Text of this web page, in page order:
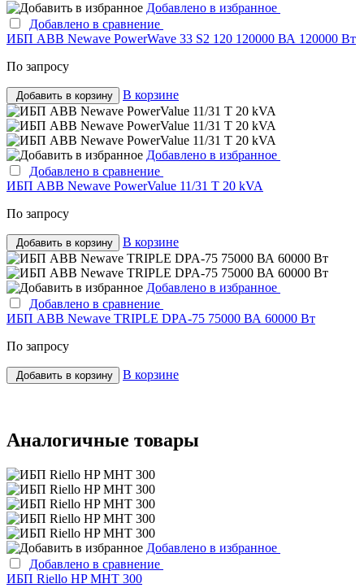
Добавлено в избранное
Добавлено в сравнение
ИБП ABB Newave PowerWave 33 S2 120 120000 ВА 120000 Вт
По запросу
Добавить в корзину В корзине
Добавлено в избранное
Добавлено в сравнение
ИБП ABB Newave PowerValue 11/31 T 20 kVA
По запросу
Добавить в корзину В корзине
Добавлено в избранное
Добавлено в сравнение
ИБП ABB Newave TRIPLE DPA-75 75000 ВА 60000 Вт
По запросу
Добавить в корзину В корзине
Аналогичные товары
Добавлено в избранное
Добавлено в сравнение
ИБП Riello HP MHT 300